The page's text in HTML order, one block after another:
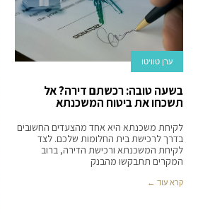
ערן טוויטו
בשעה טובה: רכשתם דירה? אל
תשכחו את ביטוח המשכנתא
לקיחת משכנתא היא אחד מהצעדים החשובים
בדרך לרכישת בית החלומות שלכם. לצד
לקיחת המשכנתא ורכישת הדירה, ברוב
המקרים תתבקשו מהבנק
קרא עוד ←